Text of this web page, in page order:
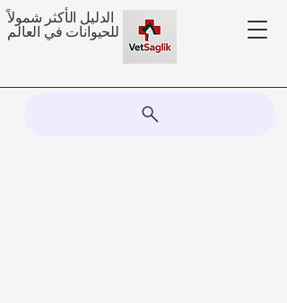
الدليل الأكثر شمولاً
للحيوانات في العالم